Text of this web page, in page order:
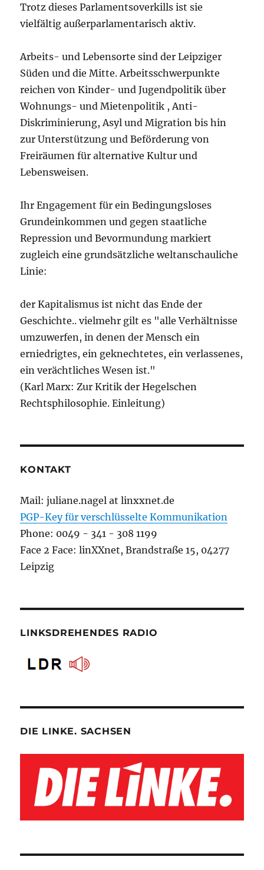
Trotz dieses Parlamentsoverkills ist sie
vielfältig außerparlamentarisch aktiv.
Arbeits- und Lebensorte sind der Leipziger
Süden und die Mitte. Arbeitsschwerpunkte
reichen von Kinder- und Jugendpolitik über
Wohnungs- und Mietenpolitik , Anti-
Diskriminierung, Asyl und Migration bis hin
zur Unterstützung und Beförderung von
Freiräumen für alternative Kultur und
Lebensweisen.
Ihr Engagement für ein Bedingungsloses
Grundeinkommen und gegen staatliche
Repression und Bevormundung markiert
zugleich eine grundsätzliche weltanschauliche
Linie:
der Kapitalismus ist nicht das Ende der
Geschichte.. vielmehr gilt es "alle Verhältnisse
umzuwerfen, in denen der Mensch ein
erniedrigtes, ein geknechtetes, ein verlassenes,
ein verächtliches Wesen ist."
(Karl Marx: Zur Kritik der Hegelschen
Rechtsphilosophie. Einleitung)
KONTAKT
Mail: juliane.nagel at linxxnet.de
PGP-Key für verschlüsselte Kommunikation
Phone: 0049 - 341 - 308 1199
Face 2 Face: linXXnet, Brandstraße 15, 04277
Leipzig
LINKSDREHENDES RADIO
DIE LINKE. SACHSEN